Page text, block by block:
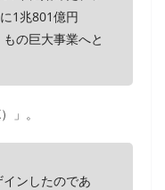
1兆801億円
の巨大事業へと
」。
ンしたのであ